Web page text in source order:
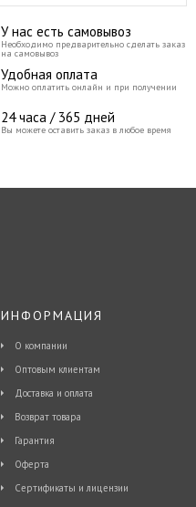
У нас есть самовывоз
Необходимо предварительно сделать заказ
на самовывоз
Удобная оплата
Можно оплатить онлайн и при получении
24 часа / 365 дней
Вы можете оставить заказ в любое время
ИНФОРМАЦИЯ
О компании
Оптовым клиентам
Доставка и оплата
Возврат товара
Гарантия
Оферта
Сертификаты и лицензии